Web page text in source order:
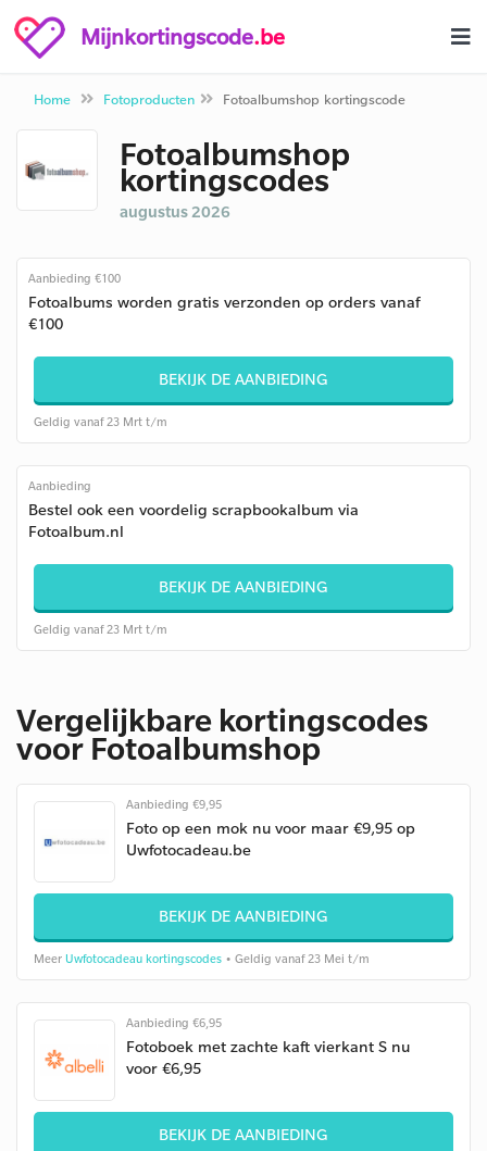
Mijnkortingscode.be
Home Fotoproducten Fotoalbumshop kortingscode
Fotoalbumshop
kortingscodes
augustus 2026
Aanbieding €100
Fotoalbums worden gratis verzonden op orders vanaf
€100
BEKIJK DE AANBIEDING
Geldig vanaf 23 Mrt t/m
Aanbieding
Bestel ook een voordelig scrapbookalbum via
Fotoalbum.nl
BEKIJK DE AANBIEDING
Geldig vanaf 23 Mrt t/m
Vergelijkbare kortingscodes
voor Fotoalbumshop
Aanbieding €9,95
Foto op een mok nu voor maar €9,95 op
Uwfotocadeau.be
BEKIJK DE AANBIEDING
Meer Uwfotocadeau kortingscodes • Geldig vanaf 23 Mei t/m
Aanbieding €6,95
Fotoboek met zachte kaft vierkant S nu
voor €6,95
BEKIJK DE AANBIEDING